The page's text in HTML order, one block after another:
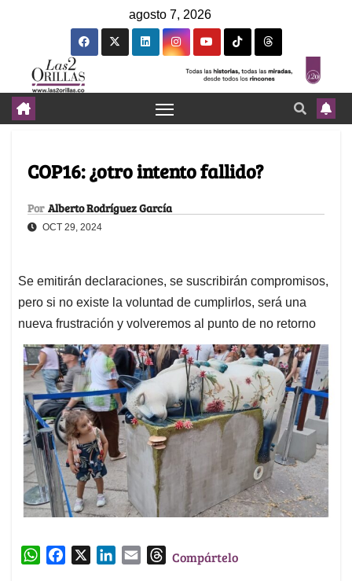
agosto 7, 2026
COP16: ¿otro intento fallido?
Por Alberto Rodríguez García
OCT 29, 2024
Se emitirán declaraciones, se suscribirán compromisos,
pero si no existe la voluntad de cumplirlos, será una
nueva frustración y volveremos al punto de no retorno
W
TCompártelo